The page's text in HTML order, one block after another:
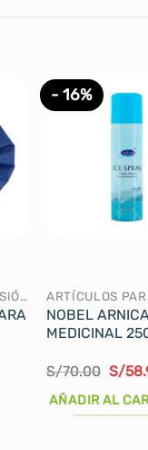
ARTÍCULOS PARA LESIÓN
- 16%
NOBEL
MEDICINAL
S/70.00 El
precio
era:
S/
AÑADIR AL